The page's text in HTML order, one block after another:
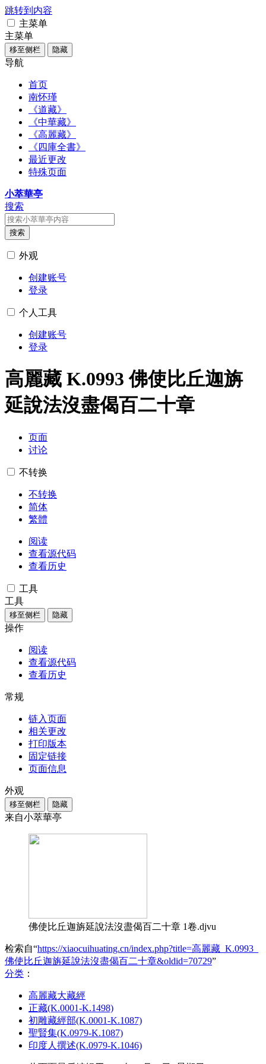
跳转到内容
主菜单
主菜单
移至侧栏 隐藏
导航
首页
南怀瑾
《道藏》
《中華藏》
《高麗藏》
《四庫全書》
最近更改
特殊页面
小萃華亭
搜索
搜索
外观
创建账号
登录
个人工具
创建账号
登录
高麗藏 K.0993 佛使比丘迦旃
延說法沒盡偈百二十章
页面
讨论
不转换
不转换
简体
繁體
阅读
查看源代码
查看历史
工具
工具
移至侧栏 隐藏
操作
阅读
查看源代码
查看历史
常规
链入页面
相关更改
打印版本
固定链接
页面信息
外观
移至侧栏 隐藏
来自小萃華亭
佛使比丘迦旃延說法沒盡偈百二十章 1卷.djvu
检索自“https://xiaocuihuating.cn/index.php?title=高麗藏_K.0993_
佛使比丘迦旃延說法沒盡偈百二十章&oldid=70729”
分类 ：​
高麗藏大藏經
正藏(K.0001-K.1498)
初雕藏經部(K.0001-K.1087)
聖賢集(K.0979-K.1087)
印度人撰述(K.0979-K.1046)